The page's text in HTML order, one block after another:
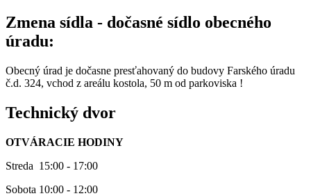
Zmena sídla - dočasné sídlo obecného
úradu:
Obecný úrad je dočasne presťahovaný do budovy Farského úradu
č.d. 324, vchod z areálu kostola, 50 m od parkoviska !
Technický dvor
OTVÁRACIE HODINY
Streda 15:00 - 17:00
Sobota 10:00 - 12:00